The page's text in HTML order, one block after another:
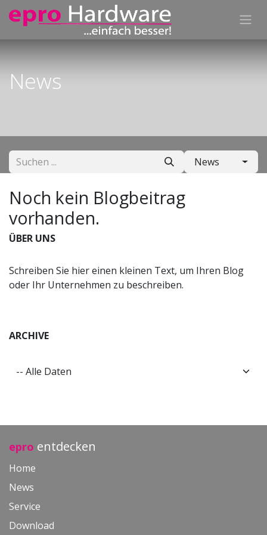
News
News
Noch kein Blogbeitrag
vorhanden.
ÜBER UNS
Schreiben Sie hier einen kleinen Text, um Ihren Blog
oder Ihr Unternehmen zu beschreiben.
ARCHIVE
epro entdecken
Home
News
Service
Download